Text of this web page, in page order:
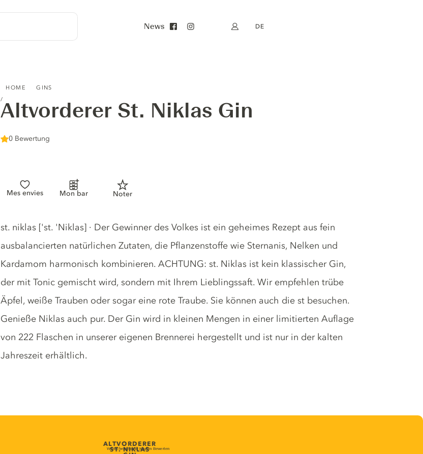
News Mein Konto
DE
HOME GINS
Altvorderer St. Niklas Gin
0 Bewertung
Mes envies Mon bar Noter
Gin description
st. niklas ['st. 'Niklas] · Der Gewinner des Volkes ist ein geheimes Rezept aus fein
ausbalancierten natürlichen Zutaten, die Pflanzenstoffe wie Sternanis, Nelken und
Kardamom harmonisch kombinieren. ACHTUNG: st. Niklas ist kein klassischer Gin,
der mit Tonic gemischt wird, sondern mit Ihrem Lieblingssaft. Wir empfehlen trübe
Äpfel, weiße Trauben oder sogar eine rote Traube. Sie können auch die st besuchen.
Genieße Niklas auch pur. Der Gin wird in kleinen Mengen in einer limitierten Auflage
von 222 Flaschen in unserer eigenen Brennerei hergestellt und ist nur in der kalten
Jahreszeit erhältlich.